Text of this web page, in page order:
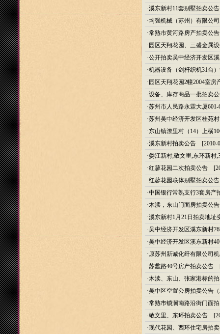
·溪东新村11套别墅拍卖公告
·均强机械（苏州）有限公
·常熟市黄河路房产拍卖公告
· 园区天翔花园、三盛金属
·公开拍卖吴中经济开发区
·机器设备（剑杆织机31台
· 园区天翔花园2幢2004室房
·设备、库存商品一批拍卖
·苏州市人民路永霖大厦
·苏州吴中经济开发区桂苑
·东山镇潦里村（14）上横
·溪东新村拍卖公告 [2010-
·娄江新村,敬文里,东环新村
·红蓼花园二次拍卖公告
·红蓼花园联体别墅拍卖公告
·中国银行常熟支行3套房产
·木渎，东山门面房拍卖公告
·溪东新村1月21日拍卖地址
·吴中经济开发区溪东新村
·吴中经济开发区溪东新村
·原苏州新诚化纤有限公司
·苏蠡路40号房产拍卖公告
·木渎、东山、张家港标的
·吴中区空置公房拍卖公告
·常熟市锁澜南路沿街门面
·敬文里、东环拍卖公告
·现代花园、西环住宅房拍